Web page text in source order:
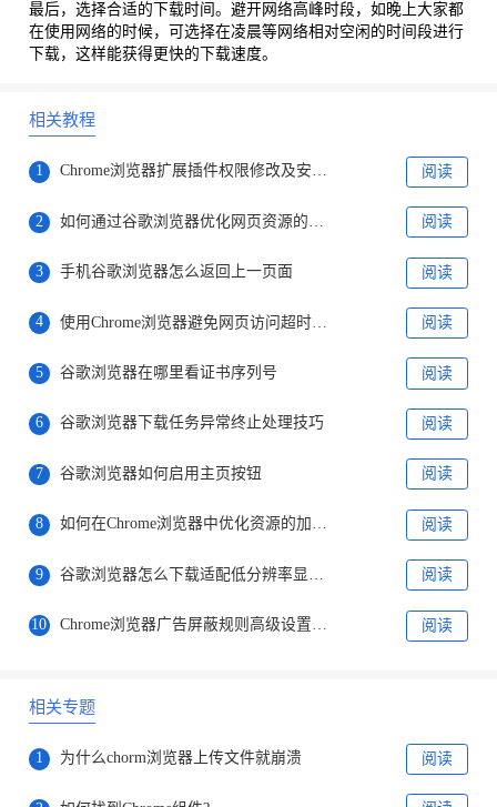
最后，选择合适的下载时间。避开网络高峰时段，如晚上大家都
在使用网络的时候，可选择在凌晨等网络相对空闲的时间段进行
下载，这样能获得更快的下载速度。
相关教程
1 Chrome浏览器扩展插件权限修改及安全设置 阅读
2 阅读
3 手机谷歌浏览器怎么返回上一页面 阅读
4 使用Chrome浏览器避免网页访问超时问题 阅读
5 谷歌浏览器在哪里看证书序列号 阅读
6 谷歌浏览器下载任务异常终止处理技巧 阅读
7 谷歌浏览器如何启用主页按钮 阅读
8 如何在Chrome浏览器中优化资源的加载顺序 阅读
9 阅读
10 Chrome浏览器广告屏蔽规则高级设置技巧 阅读
相关专题
1 为什么chorm浏览器上传文件就崩溃 阅读